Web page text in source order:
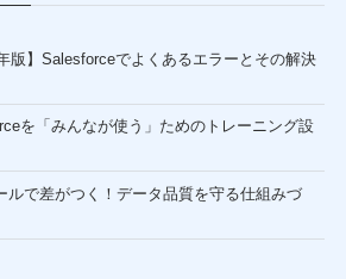
版】Salesforceでよくあるエラーとその解決
を「みんなが使う」ためのトレーニング設
ルで差がつく！データ品質を守る仕組みづ